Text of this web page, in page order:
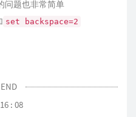
问题也非常简单
set backspace=2
: 08